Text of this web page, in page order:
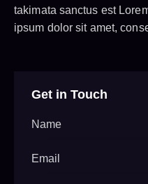
takimata sanctus est
ipsum dolor sit amet,
Get in Touch